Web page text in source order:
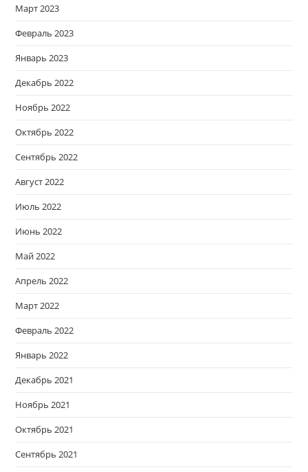
Март 2023
Февраль 2023
Январь 2023
Декабрь 2022
Ноябрь 2022
Октябрь 2022
Сентябрь 2022
Август 2022
Июль 2022
Июнь 2022
Май 2022
Апрель 2022
Март 2022
Февраль 2022
Январь 2022
Декабрь 2021
Ноябрь 2021
Октябрь 2021
Сентябрь 2021